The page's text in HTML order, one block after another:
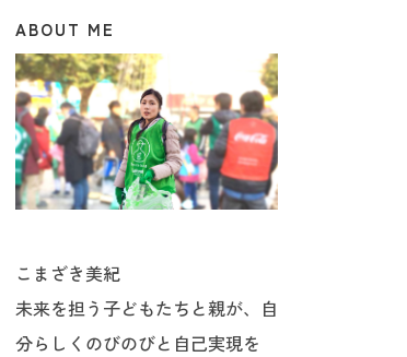
ABOUT ME
こまざき美紀
未来を担う子どもたちと親が、自
分らしくのびのびと自己実現を